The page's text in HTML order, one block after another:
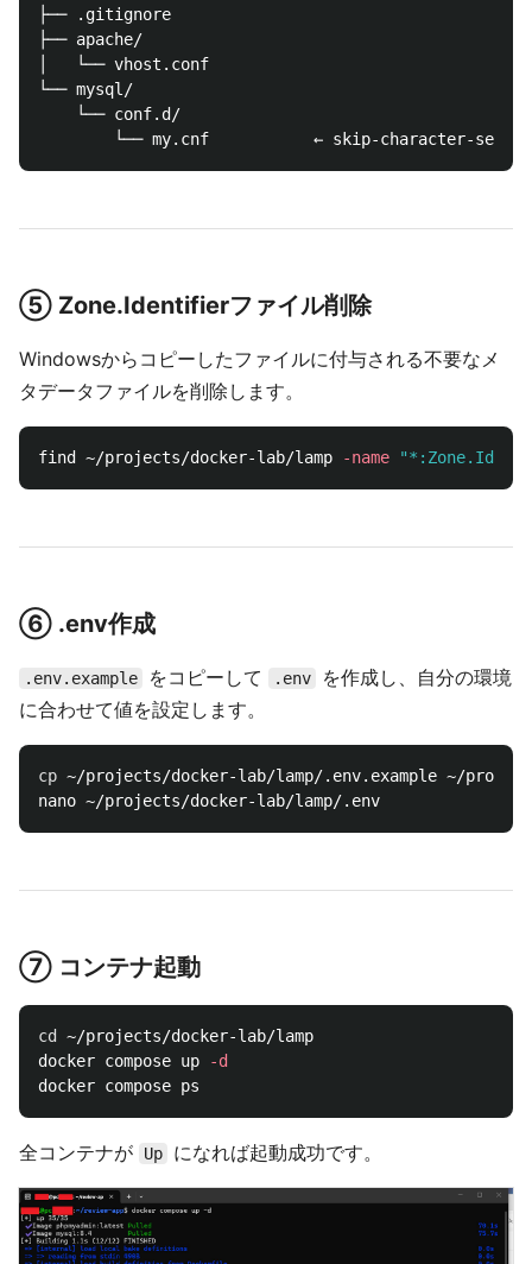
├── .gitignore
├── apache/
│   └── vhost.conf
└── mysql/
    └── conf.d/
⑤ Zone.Identifierファイル削除
Windowsからコピーしたファイルに付与される不要なメ
タデータファイルを削除します。
find ~/projects/docker-lab/lamp -name
⑥ .env作成
.env.example をコピーして .env
を作成し、自分の環境
に合わせて値を設定します。
cp ~/projects/docker-lab/lamp/.env.example ~/
⑦ コンテナ起動
cd
~/projects/docker-lab/lamp
docker compose up
-d
全コンテナが Up になれば起動成功です。